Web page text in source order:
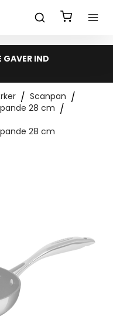
GRATIS FRAGT
/ Scanpan /
28 cm /
28 cm